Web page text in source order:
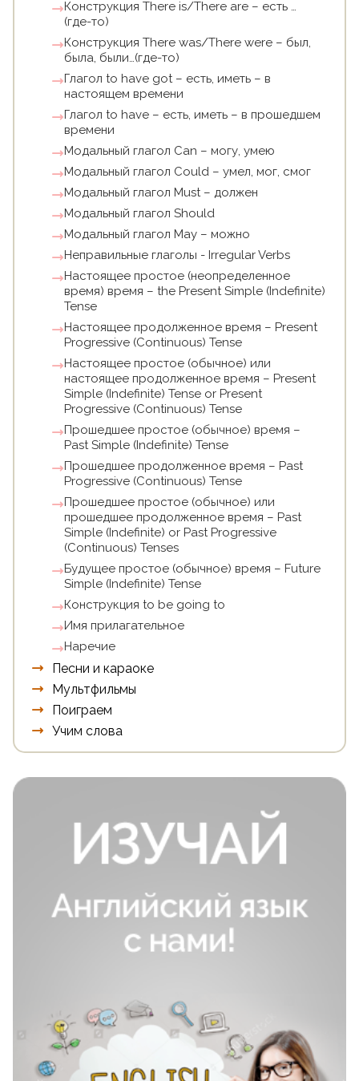
Конструкция There is/There are – есть …
(где-то)
Конструкция There was/There were – был,
была, были…(где-то)
Глагол to have got – есть, иметь – в
настоящем времени
Глагол to have – есть, иметь – в прошедшем
времени
Модальный глагол Can – могу, умею
Модальный глагол Could – умел, мог, смог
Модальный глагол Must – должен
Модальный глагол Should
Модальный глагол May – можно
Неправильные глаголы - Irregular Verbs
Настоящее простое (неопределенное
время) время – the Present Simple (Indefinite)
Tense
Настоящее продолженное время – Present
Progressive (Continuous) Tense
Настоящее простое (обычное) или
настоящее продолженное время – Present
Simple (Indefinite) Tense or Present
Progressive (Continuous) Tense
Прошедшее простое (обычное) время –
Past Simple (Indefinite) Tense
Прошедшее продолженное время – Past
Progressive (Continuous) Tense
Прошедшее простое (обычное) или
прошедшее продолженное время – Past
Simple (Indefinite) or Past Progressive
(Continuous) Tenses
Будущее простое (обычное) время – Future
Simple (Indefinite) Tense
Конструкция to be going to
Имя прилагательное
Наречие
Песни и караоке
Мультфильмы
Поиграем
Учим слова